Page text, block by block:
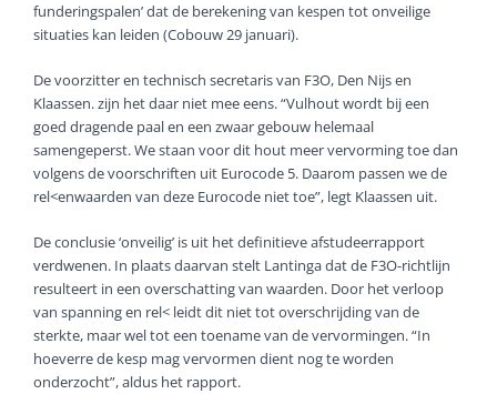
funderingspalen’ dat de berekening van kes­pen tot onveilige
situaties kan leiden (Cobouw 29 januari).
De voorzitter en technisch secretaris van F3O, Den Nijs en
Klaassen. zijn het daar niet mee eens. “Vulhout wordt bij een
goed dragende paal en een zwaar gebouw helemaal
samengeperst. We staan voor dit hout meer vervorming toe dan
volgens de voorschriften uit Eurocode 5. Daarom passen we de
rel<enwaarden van deze Eurocode niet toe”, legt Klaassen uit.
De conclusie ‘onveilig’ is uit het definitieve afstudeerrapport
verdwenen. In plaats daarvan stelt Lantinga dat de F3O-richtlijn
resulteert in een overschatting van waarden. Door het verloop
van spanning en rel< leidt dit niet tot overschrijding van de
sterkte, maar wel tot een toename van de vervormingen. “In
hoeverre de kesp mag vervormen dient nog te worden
onderzocht”, aldus het rapport.